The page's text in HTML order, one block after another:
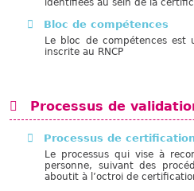
identifiées au sein de la
Bloc de compétences
Le bloc de compétences est
inscrite au RNCP
Processus de
Processus de
Le processus qui vise à
personne, suivant des
aboutit à l’octroi de